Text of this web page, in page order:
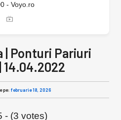
- Voyo.ro
| Ponturi Pariuri
14.04.2022
pe: februarie 18, 2026
- (3 votes)